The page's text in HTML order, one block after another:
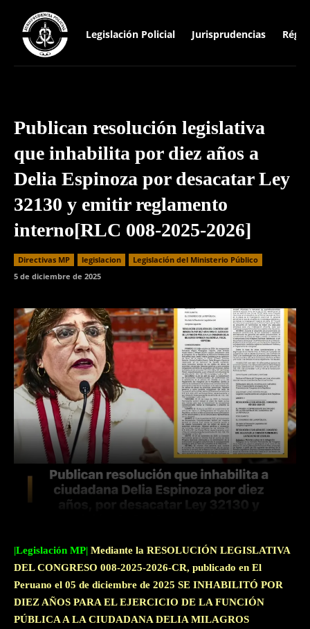
Legislación Policial Jurisprudencias
Publican resolución legislativa
que inhabilita por diez años a
Delia Espinoza por desacatar Ley
32130 y emitir reglamento
interno[RLC 008-2025-2026]
Directivas MP legislacion
Legislación del Ministerio Público
5 de diciembre de 2025
Facebook Twitter WhatsApp
|Legislación MP| Mediante la RESOLUCIÓN LEGISLATIVA
DEL CONGRESO 008-2025-2026-CR, publicado en El
Peruano el 05 de diciembre de 2025 SE INHABILITÓ POR
DIEZ AÑOS PARA EL EJERCICIO DE LA FUNCIÓN
PÚBLICA A LA CIUDADANA DELIA MILAGROS